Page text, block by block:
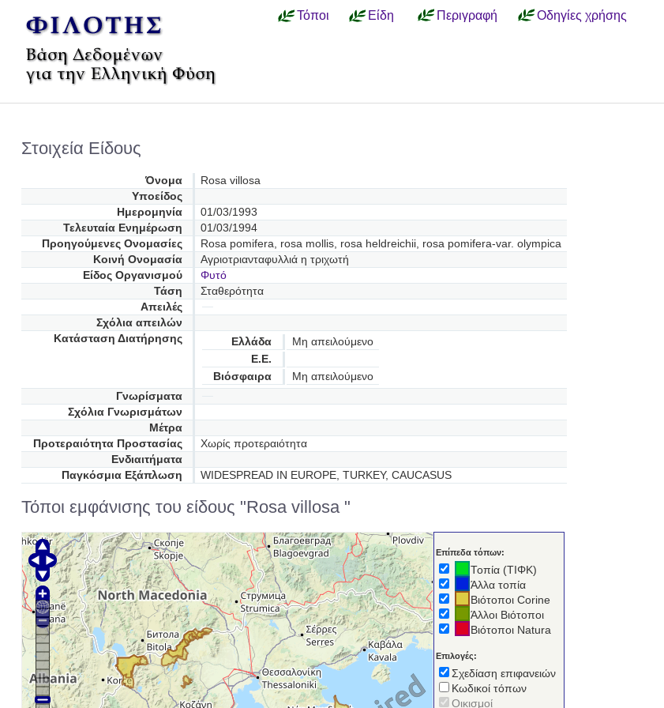
Τόποι Είδη Περιγραφή Οδηγίες χρήσης
Στοιχεία Είδους
Όνομα
Rosa villosa
Υποείδος
Ημερομηνία
01/03/1993
Τελευταία Ενημέρωση
01/03/1994
Προηγούμενες Oνομασίες
Rosa pomifera, rosa mollis, rosa heldreichii, rosa pomifera-var. olympica
Κοινή Ονομασία
Αγριοτριανταφυλλιά η τριχωτή
Είδος Οργανισμού
Φυτό
Τάση
Σταθερότητα
Απειλές
Σχόλια απειλών
Κατάσταση Διατήρησης
Ελλάδα
Μη απειλούμενο
Ε.Ε.
Βιόσφαιρα
Μη απειλούμενο
Γνωρίσματα
Σχόλια Γνωρισμάτων
Μέτρα
Προτεραιότητα Προστασίας
Χωρίς προτεραιότητα
Ενδιαιτήματα
Παγκόσμια Εξάπλωση
WIDESPREAD IN EUROPE, TURKEY, CAUCASUS
Τόποι εμφάνισης του είδους "Rosa villosa "
Επίπεδα τόπων:
Τοπία (ΤΙΦΚ)
Άλλα τοπία
Βιότοποι Corine
Άλλοι Βιότοποι
Βιότοποι Natura
Επιλογές:
Σχεδίαση επιφανειών
Κωδικοί τόπων
Οικισμοί